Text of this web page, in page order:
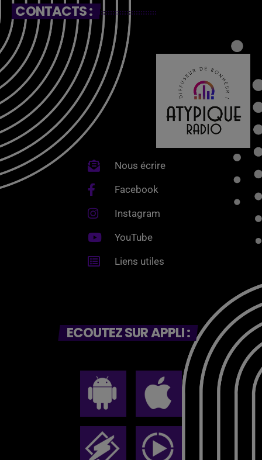
CONTACTS :
Nous écrire
Facebook
Instagram
YouTube
Liens utiles
ECOUTEZ SUR APPLI :